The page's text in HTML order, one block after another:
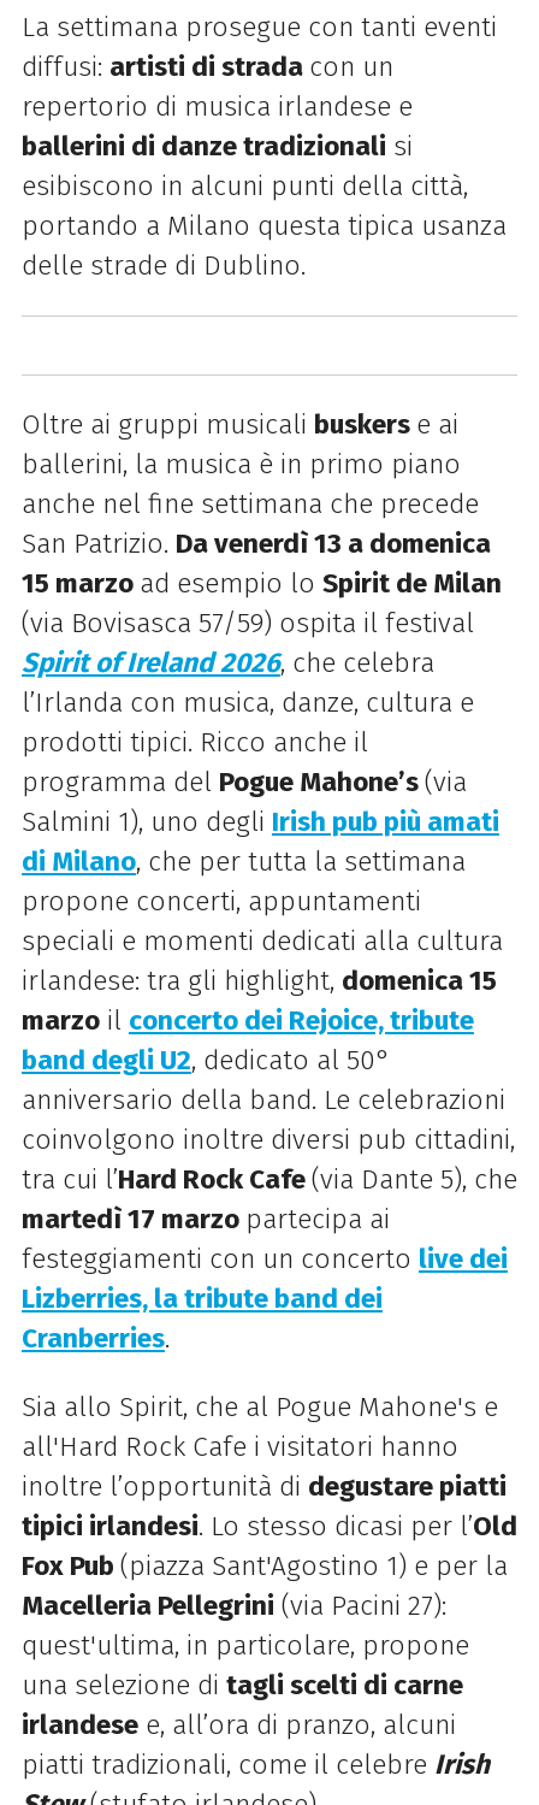
La settimana prosegue con tanti eventi
diffusi: artisti di strada con un
repertorio di musica irlandese e
ballerini di danze tradizionali si
esibiscono in alcuni punti della città,
portando a Milano questa tipica usanza
delle strade di Dublino.
Oltre ai gruppi musicali buskers e ai
ballerini, la musica è in primo piano
anche nel fine settimana che precede
San Patrizio. Da venerdì 13 a domenica
15 marzo ad esempio lo Spirit de Milan
(via Bovisasca 57/59) ospita il festival
Spirit of Ireland 2026, che celebra
l’Irlanda con musica, danze, cultura e
prodotti tipici. Ricco anche il
programma del Pogue Mahone’s(via
Salmini 1), uno degli Irish pub più amati
di Milano, che per tutta la settimana
propone concerti, appuntamenti
speciali e momenti dedicati alla cultura
irlandese: tra gli highlight, domenica 15
marzoil concerto dei Rejoice, tribute
band degli U2, dedicato al 50°
anniversario della band. Le celebrazioni
coinvolgono inoltre diversi pub cittadini,
tra cui l’Hard Rock Cafe(via Dante 5), che
martedì 17 marzo partecipa ai
festeggiamenti con un concerto live dei
Lizberries, la tribute band dei
Cranberries.
Sia allo Spirit, che al Pogue Mahone's e
all'Hard Rock Cafe i visitatori hanno
inoltre l’opportunità di degustare piatti
tipici irlandesi. Lo stesso dicasi per l’Old
Fox Pub (piazza Sant'Agostino 1) e per la
Macelleria Pellegrini (via Pacini 27):
quest'ultima, in particolare, propone
una selezione di tagli scelti di carne
irlandesee, all’ora di pranzo, alcuni
piatti tradizionali, come il celebre Irish